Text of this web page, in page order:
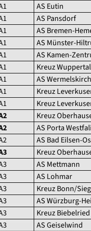
AS Eutin
AS Pansdorf
AS Bremen-
AS Münster-
AS Kamen-
Kreuz
AS
Kreuz
Kreuz
Kreuz
AS Porta
AS Bad Eilsen-
Kreuz
AS Mettmann
AS Lohmar
Kreuz Bonn/
AS Würzburg-
Kreuz Biebelried
AS Geiselwind